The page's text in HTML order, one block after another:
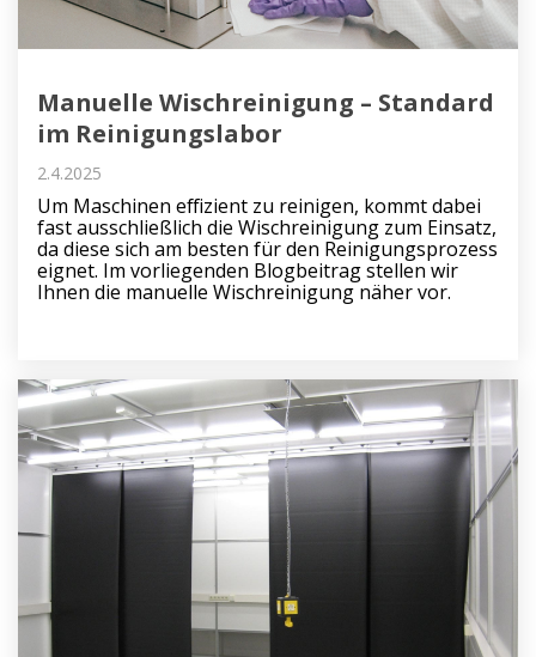
Manuelle Wischreinigung – Standard
im Reinigungslabor
2.4.2025
Um Maschinen effizient zu reinigen, kommt dabei
fast ausschließlich die Wischreinigung zum Einsatz,
da diese sich am besten für den Reinigungsprozess
eignet. Im vorliegenden Blogbeitrag stellen wir
Ihnen die manuelle Wischreinigung näher vor.